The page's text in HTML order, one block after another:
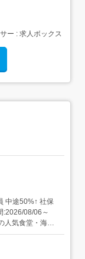
ー : 求人ボックス